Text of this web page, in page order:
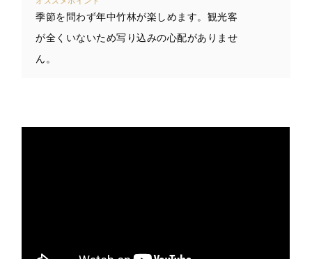
季節を問わず年中竹林が楽しめます。観光客
が全くいないため写り込みの心配がありませ
ん。